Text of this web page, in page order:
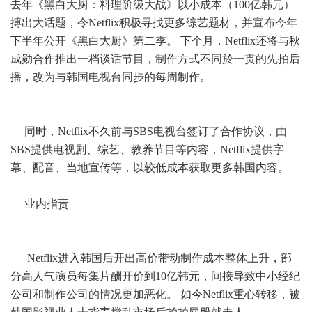
去年《黑白大厨：料理阶级大战》以小成本（100亿韩元）
搏出大话题，令Netflix积极寻找更多综艺题材，并宣布今年
下半年公开《黑白大厨》第二季。 下个月，Netflix还将与秋
成勋合作推出一档谈话节目，制作方式不同於一贯的先拍后
播，改为与韩国电视台同步的每周制作。
同时，Netflix不久前与SBS电视台签订了合作协议，由
SBS提供电视剧、综艺、教养节目等内容，Netflix提供字
幕、配音、当地宣传等，以较低成本获取更多韩国内容。
业内指责
Netflix进入韩国后开出高价带动制作成本整体上升，部
分高人气演员每集片酬开价到10亿韩元，间接导致中小经纪
公司和制作公司的情况更加恶化。 如今Netflix重心转移，被